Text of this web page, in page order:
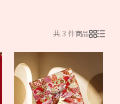
共 3 件商品